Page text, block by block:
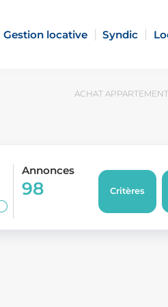
Gestion locative Syndic
ACHAT
Annonces
98 Critères